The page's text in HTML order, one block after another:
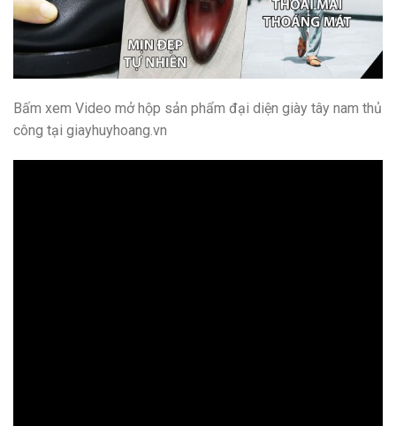
Bấm xem Video mở hộp sản phẩm đại diện giày tây nam thủ
công tại giayhuyhoang.vn